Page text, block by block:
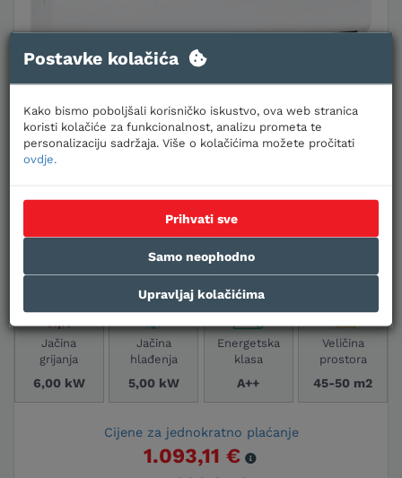
LUZON S2 INVERTER - komplet mat bijela zidna
unutarnja i vanjska jedinica
Šifra:0350
Jačina
grijanja
6,00 kW
Jačina
hlađenja
5,00 kW
Energetska
klasa
A++
Veličina
prostora
45-50 m2
Cijene za jednokratno plaćanje
1.093,11 €
Postavke kolačića
Kako bismo poboljšali korisničko iskustvo, ova web stranica
koristi kolačiće za funkcionalnost, analizu prometa te
personalizaciju sadržaja. Više o kolačićima možete pročitati
ovdje.
Prihvati sve
Samo neophodno
Upravljaj kolačićima